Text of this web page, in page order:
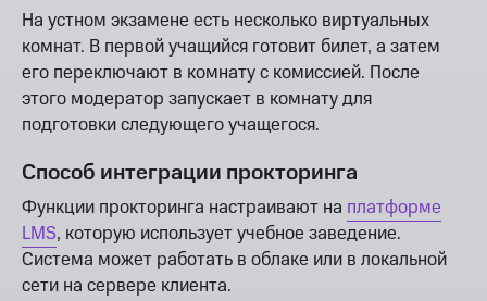
На устном экзамене есть несколько виртуальных
комнат. В первой учащийся готовит билет, а затем
его переключают в комнату с комиссией. После
этого модератор запускает в комнату для
подготовки следующего учащегося.
Способ интеграции прокторинга
Функции прокторинга настраивают на платформе
LMS, которую использует учебное заведение.
Система может работать в облаке или в локальной
сети на сервере клиента.